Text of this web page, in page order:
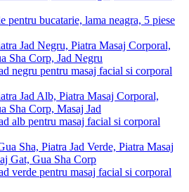
pentru bucatarie, lama neagra, 5 piese
negru pentru masaj facial si corporal
alb pentru masaj facial si corporal
verde pentru masaj facial si corporal